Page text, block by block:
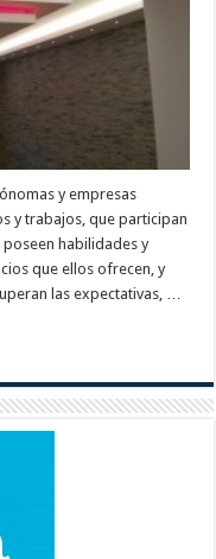
y empresas
y trabajos, que participan
poseen habilidades y
que ellos ofrecen, y
las expectativas, …